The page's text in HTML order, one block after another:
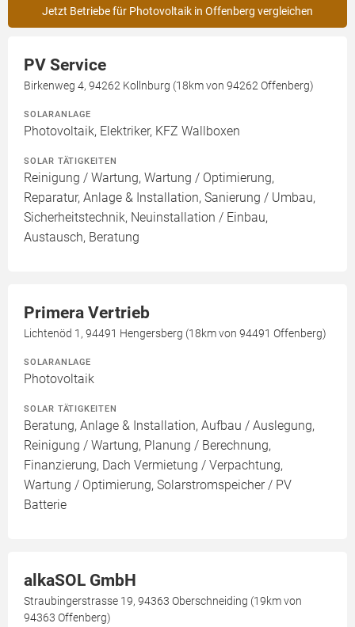
Jetzt Betriebe für Photovoltaik in Offenberg vergleichen
PV Service
Birkenweg 4, 94262 Kollnburg (18km von 94262 Offenberg)
SOLARANLAGE
Photovoltaik, Elektriker, KFZ Wallboxen
SOLAR TÄTIGKEITEN
Reinigung / Wartung, Wartung / Optimierung,
Reparatur, Anlage & Installation, Sanierung / Umbau,
Sicherheitstechnik, Neuinstallation / Einbau,
Austausch, Beratung
Primera Vertrieb
Lichtenöd 1, 94491 Hengersberg (18km von 94491 Offenberg)
SOLARANLAGE
Photovoltaik
SOLAR TÄTIGKEITEN
Beratung, Anlage & Installation, Aufbau / Auslegung,
Reinigung / Wartung, Planung / Berechnung,
Finanzierung, Dach Vermietung / Verpachtung,
Wartung / Optimierung, Solarstromspeicher / PV
Batterie
alkaSOL GmbH
Straubingerstrasse 19, 94363 Oberschneiding (19km von
94363 Offenberg)